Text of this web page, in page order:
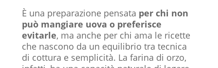
È una preparazione pensata per chi non
può mangiare uova o preferisce
evitarle, ma anche per chi ama le ricette
che nascono da un equilibrio tra tecnica
di cottura e semplicità. La farina di orzo,